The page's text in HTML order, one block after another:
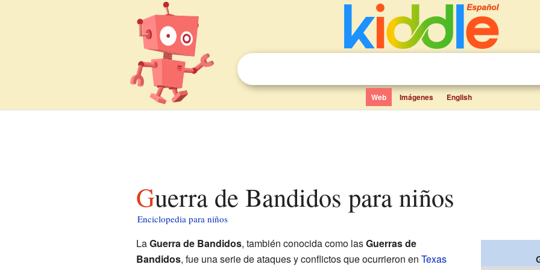
Web Imágenes English
Guerra de Bandidos para niños
Enciclopedia para niños
LaGuerra de Bandidos, también conocida como lasGuerras de
Bandidos, fue una serie de ataques y conflictos que ocurrieron en Texas